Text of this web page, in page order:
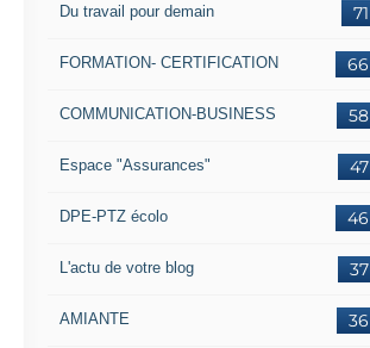
71
Du travail pour demain
66
FORMATION- CERTIFICATION
58
COMMUNICATION-BUSINESS
47
Espace "Assurances"
46
DPE-PTZ écolo
37
L'actu de votre blog
36
AMIANTE